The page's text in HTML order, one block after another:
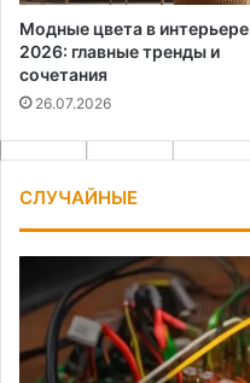
Модные цвета в интерьере
2026: главные тренды и
сочетания
26.07.2026
СЛУЧАЙНЫЕ
мониторинга
напряжения
бортовой
сети